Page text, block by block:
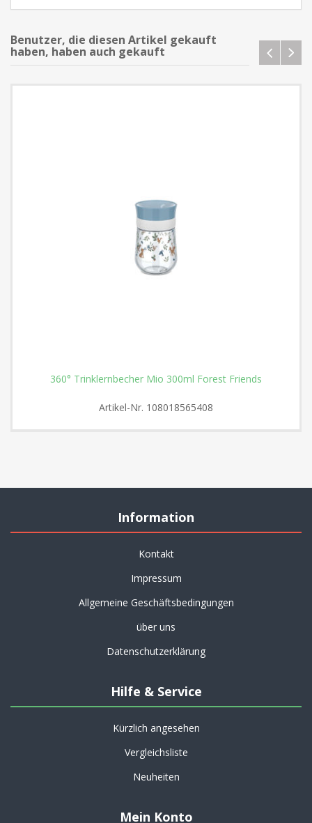
Benutzer, die diesen Artikel gekauft
haben, haben auch gekauft
360° Trinklernbecher Mio 300ml Forest Friends
Artikel-Nr. 108018565408
Information
Kontakt
Impressum
Allgemeine Geschäftsbedingungen
über uns
Datenschutzerklärung
Hilfe & Service
Kürzlich angesehen
Vergleichsliste
Neuheiten
Mein Konto